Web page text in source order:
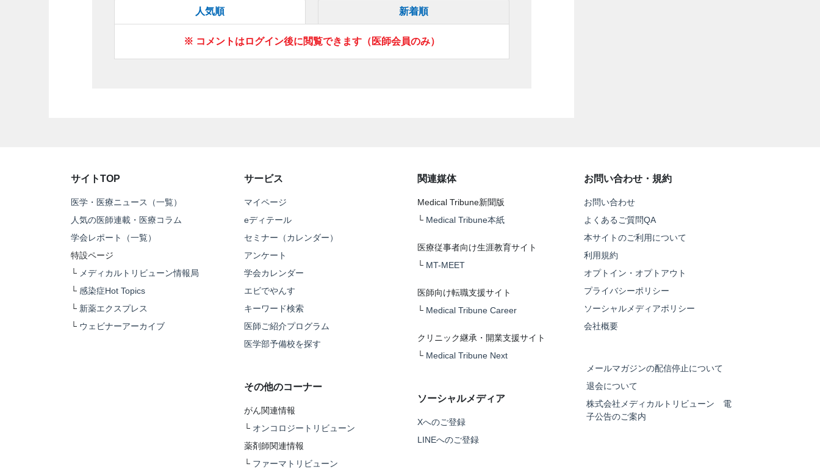
人気順 新着順
※ コメントはログイン後に閲覧できます（医師会員のみ）
サイトTOP
医学・医療ニュース（一覧）
人気の医師連載・医療コラム
学会レポート（一覧）
特設ページ
└ メディカルトリビューン情報局
└ 感染症Hot Topics
└ 新薬エクスプレス
└ ウェビナーアーカイブ
サービス
マイページ
eディテール
セミナー（カレンダー）
アンケート
学会カレンダー
エビでやんす
キーワード検索
医師ご紹介プログラム
医学部予備校を探す
その他のコーナー
がん関連情報
└ オンコロジートリビューン
薬剤師関連情報
└ ファーマトリビューン
関連媒体
Medical Tribune新聞版
└ Medical Tribune本紙
医療従事者向け生涯教育サイト
└ MT-MEET
医師向け転職支援サイト
└ Medical Tribune Career
クリニック継承・開業支援サイト
└ Medical Tribune Next
ソーシャルメディア
Xへのご登録
LINEへのご登録
お問い合わせ・規約
お問い合わせ
よくあるご質問QA
本サイトのご利用について
利用規約
オプトイン・オプトアウト
プライバシーポリシー
ソーシャルメディアポリシー
会社概要
メールマガジンの配信停止について
退会について
株式会社メディカルトリビューン 電
子公告のご案内